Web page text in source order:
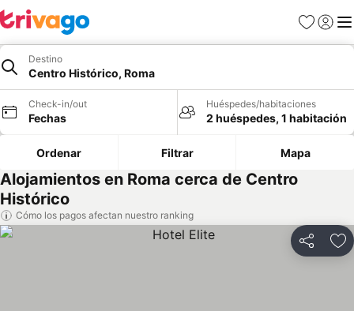
Favoritos
Iniciar
Destino
Centro Histórico, Roma
Check-in/out
Fechas
Huéspedes/habitaciones
2 huéspedes, 1 habitación
Ordenar Filtrar Mapa
Alojamientos en Roma cerca de Centro
Histórico
Cómo los pagos afectan nuestro ranking
Compartir